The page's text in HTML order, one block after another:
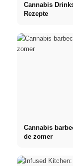
Cannabis
Rezepte
Cannabis
de zomer